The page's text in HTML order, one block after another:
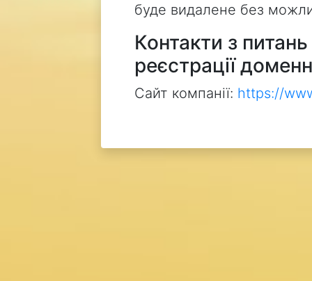
буде видалене без
Контакти з
реєстрації
Сайт компанії: https://